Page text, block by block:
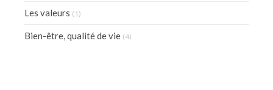
Les valeurs (1)
Bien-être, qualité de vie (4)